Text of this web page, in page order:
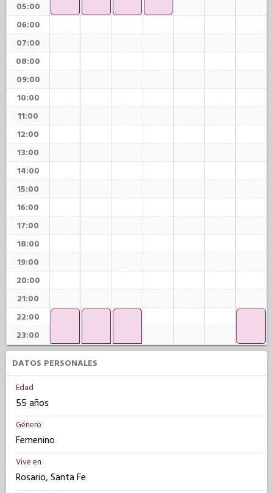
05:00
06:00
07:00
08:00
09:00
10:00
11:00
12:00
13:00
14:00
15:00
16:00
17:00
18:00
19:00
20:00
21:00
22:00
23:00
DATOS PERSONALES
Edad
55 años
Género
Femenino
Vive en
Rosario, Santa Fe